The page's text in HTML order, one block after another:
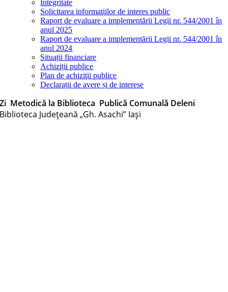
Integritate
Solicitarea informaţiilor de interes public
Raport de evaluare a implementării Legii nr. 544/2001 în
anul 2025
Raport de evaluare a implementării Legii nr. 544/2001 în
anul 2024
Situații financiare
Achiziții publice
Plan de achiziţii publice
Declarații de avere și de interese
Zi Metodică la Biblioteca Publică Comunală Deleni
Biblioteca Judeţeană „Gh. Asachi” Iaşi